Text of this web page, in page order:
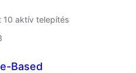
10 aktív telepítés
Based